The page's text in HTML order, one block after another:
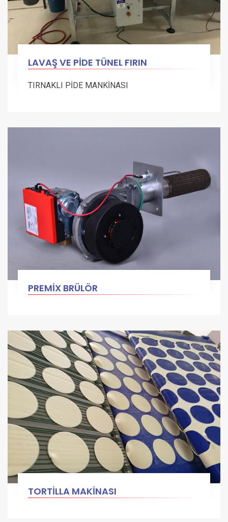
LAVAŞ VE PİDE TÜNEL FIRIN
TIRNAKLI PİDE MANKİNASI
PREMİX BRÜLÖR
TORTİLLA MAKİNASI